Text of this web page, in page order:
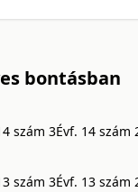
bontásban
szám 3Évf. 14 szám
szám 3Évf. 13 szám